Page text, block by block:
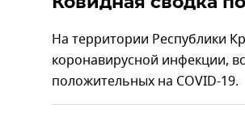
На территории Республики
коронавирусной инфекции,
положительных на COVID-19.